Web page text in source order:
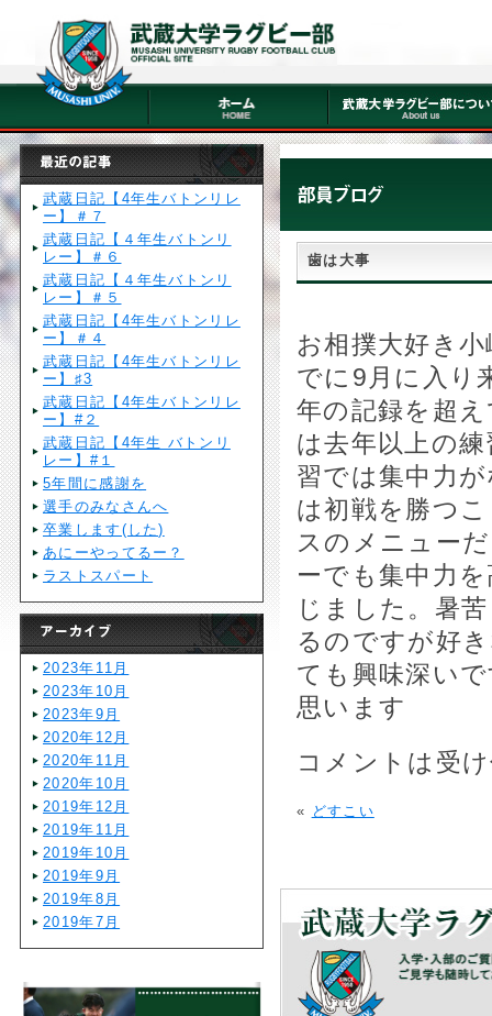
歯は大事
お相撲大好き
でに9月に入り
年の記録を超
は去年以上の
習では集中力
は初戦を勝つ
スのメニュー
ーでも集中力
じました。暑
るのですが好
ても興味深い
思います
コメントは受
« どすこい
武蔵日記【4年生バトンリレ
ー】＃７
武蔵日記【４年生バトンリ
レー】＃６
武蔵日記【４年生バトンリ
レー】＃５
武蔵日記【4年生バトンリレ
ー】＃４
武蔵日記【4年生バトンリレ
ー】♯3
武蔵日記【4年生バトンリレ
ー】#２
武蔵日記【4年生 バトンリ
レー】#１
5年間に感謝を
選手のみなさんへ
卒業します(した)
あにーやってるー？
ラストスパート
2023年11月
2023年10月
2023年9月
2020年12月
2020年11月
2020年10月
2019年12月
2019年11月
2019年10月
2019年9月
2019年8月
2019年7月